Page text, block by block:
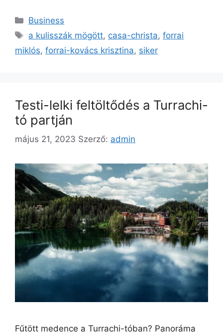
Business
a kulisszák mögött, casa-christa,forrai
miklós, forrai-kovács krisztina, siker
Testi-lelki feltöltődés a Turrachi-
tó partján
május 21, 2023 Szerző: admin
Fűtött medence a Turrachi-tóban? Panoráma